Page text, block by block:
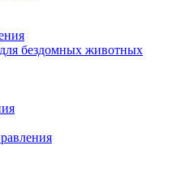
бездомных животных